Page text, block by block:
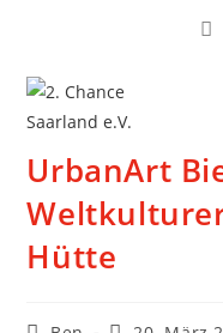
UrbanArt
Hütte